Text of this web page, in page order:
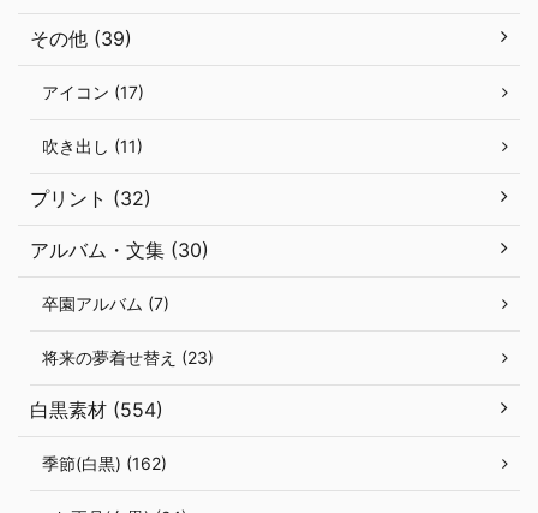
その他 (39)
アイコン (17)
吹き出し (11)
プリント (32)
アルバム・文集 (30)
卒園アルバム (7)
将来の夢着せ替え (23)
白黒素材 (554)
季節(白黒) (162)